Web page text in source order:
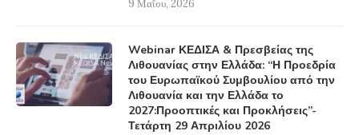
9 Μαΐου, 2026
Webinar ΚΕΔΙΣΑ & Πρεσβείας της
Λιθουανίας στην Ελλάδα: “Η Προεδρία
του Ευρωπαϊκού Συμβουλίου από την
Λιθουανία και την Ελλάδα το
2027:Προοπτικές και Προκλήσεις”-
Τετάρτη 29 Απριλίου 2026